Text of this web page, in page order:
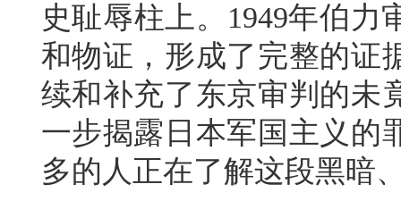
史耻辱柱上。1949年伯
和物证，形成了完整的证
续和补充了东京审判的未
一步揭露日本军国主义的
多的人正在了解这段黑暗